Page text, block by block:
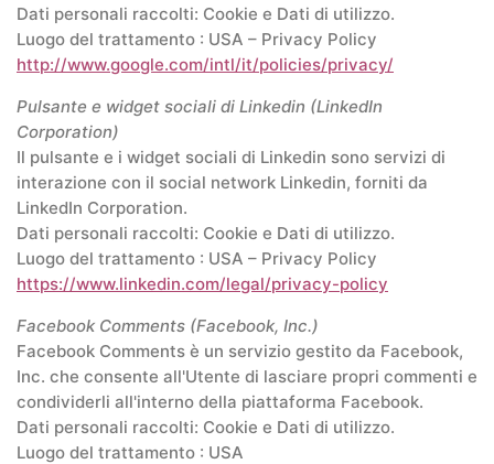
Dati personali raccolti: Cookie e Dati di utilizzo.
Luogo del trattamento : USA – Privacy Policy
http://www.google.com/intl/it/policies/privacy/
Pulsante e widget sociali di Linkedin (LinkedIn
Corporation)
Il pulsante e i widget sociali di Linkedin sono servizi di
interazione con il social network Linkedin, forniti da
LinkedIn Corporation.
Dati personali raccolti: Cookie e Dati di utilizzo.
Luogo del trattamento : USA – Privacy Policy
https://www.linkedin.com/legal/privacy-policy
Facebook Comments (Facebook, Inc.)
Facebook Comments è un servizio gestito da Facebook,
Inc. che consente all'Utente di lasciare propri commenti e
condividerli all'interno della piattaforma Facebook.
Dati personali raccolti: Cookie e Dati di utilizzo.
Luogo del trattamento : USA